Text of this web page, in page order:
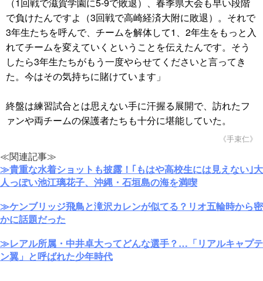
で負けたんですよ（3回戦で高崎経済大附に敗退）。それで
3年生たちを呼んで、チームを解体して1、2年生をもっと入
れてチームを変えていくということを伝えたんです。そう
したら3年生たちがもう一度やらせてくださいと言ってき
た。今はその気持ちに賭けています」
終盤は練習試合とは思えない手に汗握る展開で、訪れたフ
ァンや両チームの保護者たちも十分に堪能していた。
《手束仁》
≪関連記事≫
≫貴重な水着ショットも披露！｢もはや高校生には見えない｣大
人っぽい池江璃花子、沖縄・石垣島の海を満喫
≫ケンブリッジ飛鳥と滝沢カレンが似てる？リオ五輪時から密
かに話題だった
≫レアル所属・中井卓大ってどんな選手？…「リアルキャプテ
ン翼」と呼ばれた少年時代